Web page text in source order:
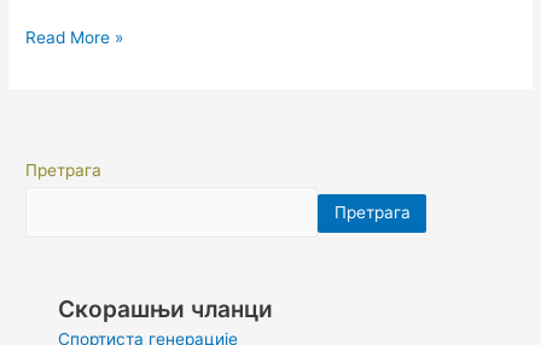
Read More »
Претрага
Претрага
Скорашњи чланци
Спортиста генерације